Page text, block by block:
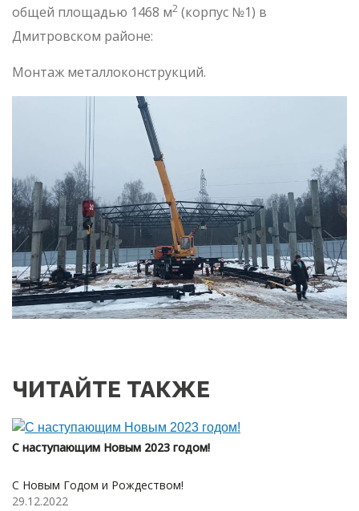
общей площадью 1468 м2 (корпус №1) в
Дмитровском районе:
Монтаж металлоконструкций.
ЧИТАЙТЕ ТАКЖЕ
С наступающим Новым 2023 годом!
С Новым Годом и Рождеством!
29.12.2022